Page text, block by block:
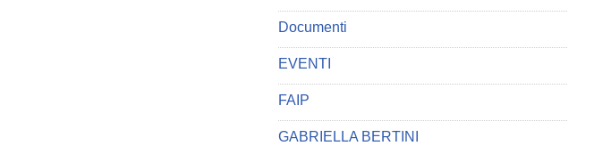
Documenti
EVENTI
FAIP
GABRIELLA BERTINI